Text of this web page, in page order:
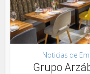
Noticias de
Grupo